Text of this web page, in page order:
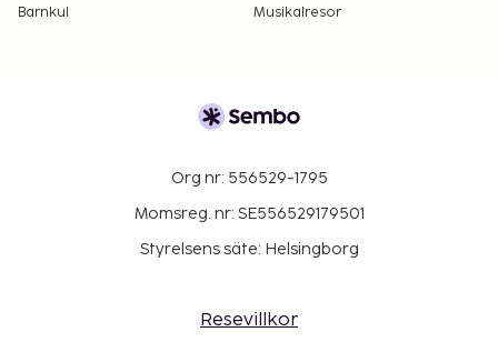
Barnkul
Musikalresor
Org nr: 556529-1795
Momsreg. nr: SE556529179501
Styrelsens säte: Helsingborg
Resevillkor